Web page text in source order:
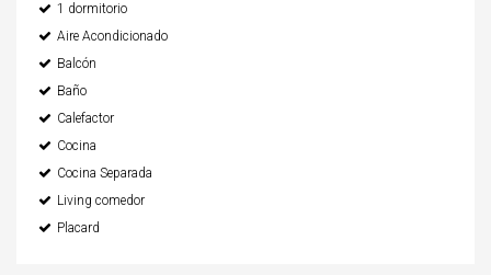
1 dormitorio
Aire Acondicionado
Balcón
Baño
Calefactor
Cocina
Cocina Separada
Living comedor
Placard